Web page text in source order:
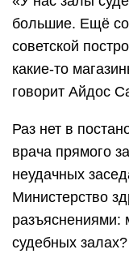
большие. Ещё
советской
какие-то
говорит Айдос
Раз нет в
врача прямого
неудачных
Министерство
разъяснениями:
судебных залах?